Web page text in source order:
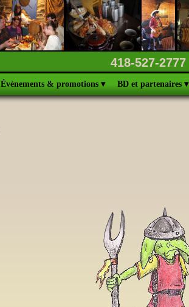
Évènements & promotions ▾ BD et partenaires ▾
418-527-2777